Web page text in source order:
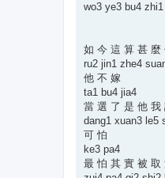
wo3 ye3 bu4
如 今 這 算 甚 麼
ru2 jin1 zhe4
他 不 嫁
ta1 bu4 jia4
當 選 了 是 他 我
dang1 xuan3 le5
可 怕
ke3 pa4
最 怕 其 實 被 取